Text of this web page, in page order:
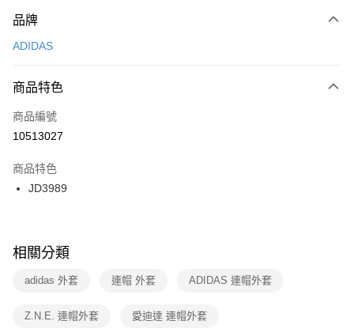
台灣樂天信用卡公司
【關於「AFTEE先享後付」】
便利好安心！
３．安心：先確認商品／服務後，再付款。
【「AFTEE先享後付」結帳流程】
１．於結帳方式選擇「AFTEE先享後付」後，將跳轉至「AFTEE先享後付」
２．訂單成立數日內，您將收到繳費通知簡訊。
３．收到繳費通知簡訊後14天內，點擊此簡訊中的連結，可透過四大超商／
ATM／網路銀行／等多元方式進行付款，方視為交易完成。
※ 交易是否成功請以「AFTEE先享後付 」之結帳頁面顯示為準，若有關於
是否繳費成功／繳費後需取消欲退款等相關疑問，請聯繫「AFTEE先享後付
客戶支援中心」
https://netprotections.freshdesk.com/support/home
１．透過由恩沛科技股份有限公司提供之「AFTEE先享後付」服務完成之交
運送方式
每筆NT$100，滿NT$1,500(含以上)免運費
宅配
每筆NT$100，滿NT$1,500(含以上)免運費
付款後門市自取
每筆NT$100，滿NT$1,500(含以上)免運費
品牌
ADIDAS
商品特色
商品編號
10513027
商品特色
JD3989
相關分類
adidas 外套 連帽 外套 ADIDAS 連帽外套
Z.N.E. 連帽外套 愛迪達 連帽外套